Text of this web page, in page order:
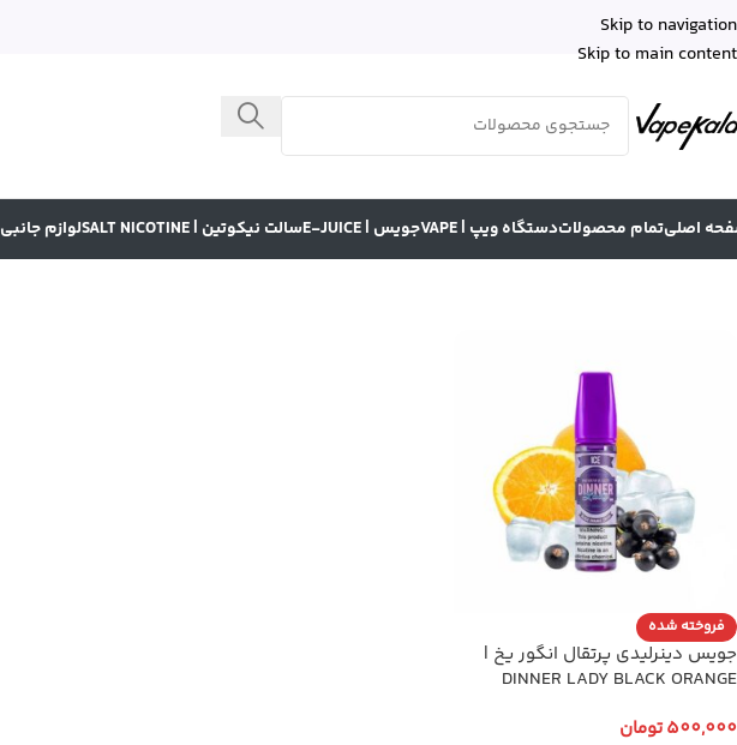
Skip to navigation
Skip to main content
اصلیتمام محصولاتدستگاه ویپ | VAPE جویس | E-JUICE سالت نیکوتین | SALT NICOTINE لوازم جانبی
فروخته شده
جویس دینرلیدی پرتقال انگور یخ |
DINNER LADY BLACK ORANGE
500,000تومان